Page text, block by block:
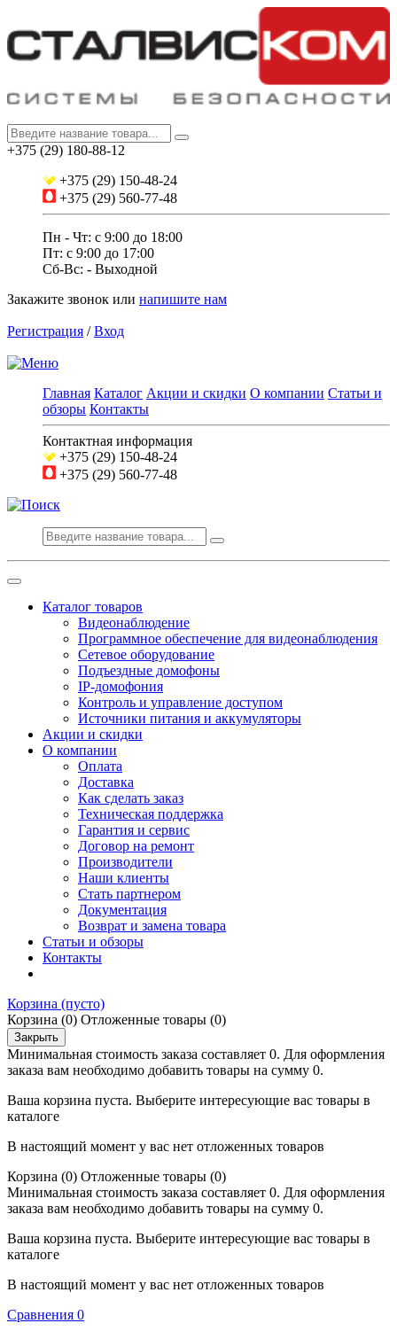
+375 (29) 180-88-12
+375 (29) 150-48-24
+375 (29) 560-77-48
Пн - Чт: с 9:00 до 18:00
Пт: c 9:00 до 17:00
Сб-Вс: - Выходной
Закажите звонок или напишите нам
Регистрация /Вход
Главная Каталог Акции и скидки О компании Статьи и
обзоры Контакты
Контактная информация
+375 (29) 150-48-24
+375 (29) 560-77-48
Каталог товаров
Видеонаблюдение
Программное обеспечение для видеонаблюдения
Сетевое оборудование
Подъездные домофоны
IP-домофония
Контроль и управление доступом
Источники питания и аккумуляторы
Акции и скидки
О компании
Оплата
Доставка
Как сделать заказ
Техническая поддержка
Гарантия и сервис
Договор на ремонт
Производители
Наши клиенты
Стать партнером
Документация
Возврат и замена товара
Статьи и обзоры
Контакты
Корзина (пусто)
Корзина (0) Отложенные товары (0)
Закрыть
Минимальная стоимость заказа составляет 0. Для оформления
заказа вам необходимо добавить товары на сумму 0.
Ваша корзина пуста. Выберите интересующие вас товары в
каталоге
В настоящий момент у вас нет отложенных товаров
Корзина (0) Отложенные товары (0)
Минимальная стоимость заказа составляет 0. Для оформления
заказа вам необходимо добавить товары на сумму 0.
Ваша корзина пуста. Выберите интересующие вас товары в
каталоге
В настоящий момент у вас нет отложенных товаров
Cравнения 0